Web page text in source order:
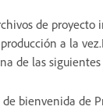
de proyecto
a la
de las
bienvenida de